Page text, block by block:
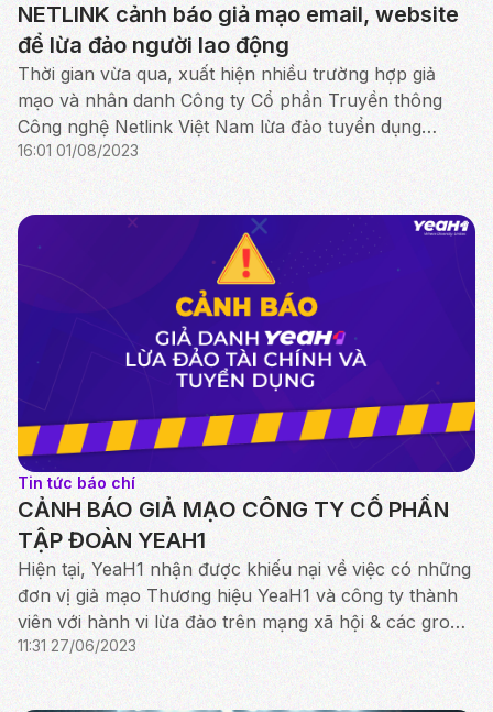
NETLINK cảnh báo giả mạo email, website
để lừa đảo người lao động
Thời gian vừa qua, xuất hiện nhiều trường hợp giả
mạo và nhân danh Công ty Cổ phần Truyền thông
Công nghệ Netlink Việt Nam lừa đảo tuyển dụng
online nhằm chiếm đoạt tài sản.
16:01 01/08/2023
Tin tức báo chí
CẢNH BÁO GIẢ MẠO CÔNG TY CỔ PHẦN
TẬP ĐOÀN YEAH1
Hiện tại, YeaH1 nhận được khiếu nại về việc có những
đơn vị giả mạo Thương hiệu YeaH1 và công ty thành
viên với hành vi lừa đảo trên mạng xã hội & các group
cộng đồng: Sử dụng điểm giống nhau ở tên gọi Y...
11:31 27/06/2023